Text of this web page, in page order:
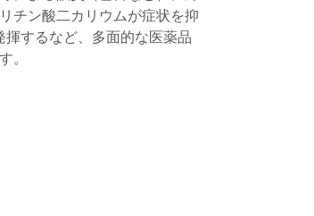
チン酸二カリウムが症状を抑
するなど、多面的な医薬品
。